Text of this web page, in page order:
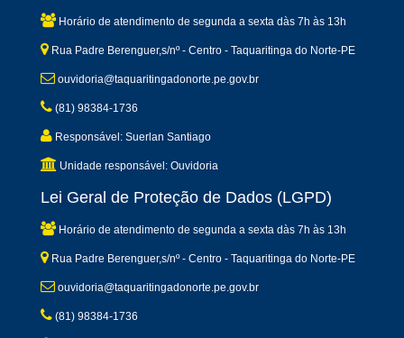
Horário de atendimento de segunda a sexta dàs 7h às 13h
Rua Padre Berenguer,s/nº - Centro - Taquaritinga do Norte-PE
ouvidoria@taquaritingadonorte.pe.gov.br
(81) 98384-1736
Responsável: Suerlan Santiago
Unidade responsável: Ouvidoria
Lei Geral de Proteção de Dados (LGPD)
Horário de atendimento de segunda a sexta dàs 7h às 13h
Rua Padre Berenguer,s/nº - Centro - Taquaritinga do Norte-PE
ouvidoria@taquaritingadonorte.pe.gov.br
(81) 98384-1736